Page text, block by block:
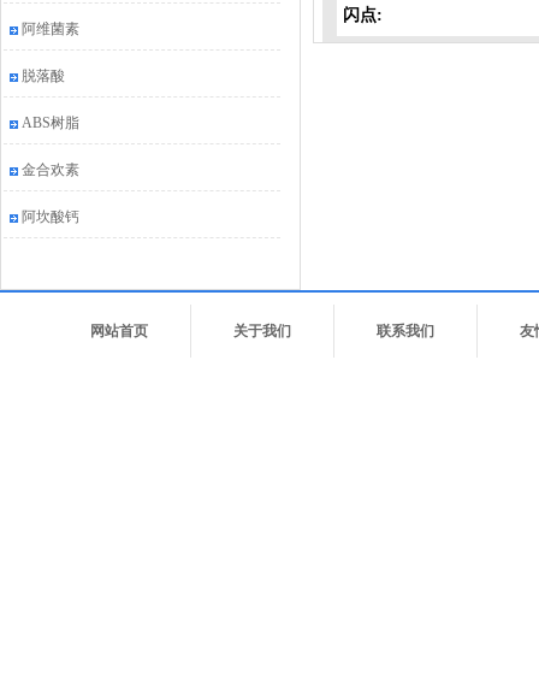
阿维菌素
脱落酸
ABS树脂
金合欢素
阿坎酸钙
闪点:
网站首页 关于我们 联系我们 友